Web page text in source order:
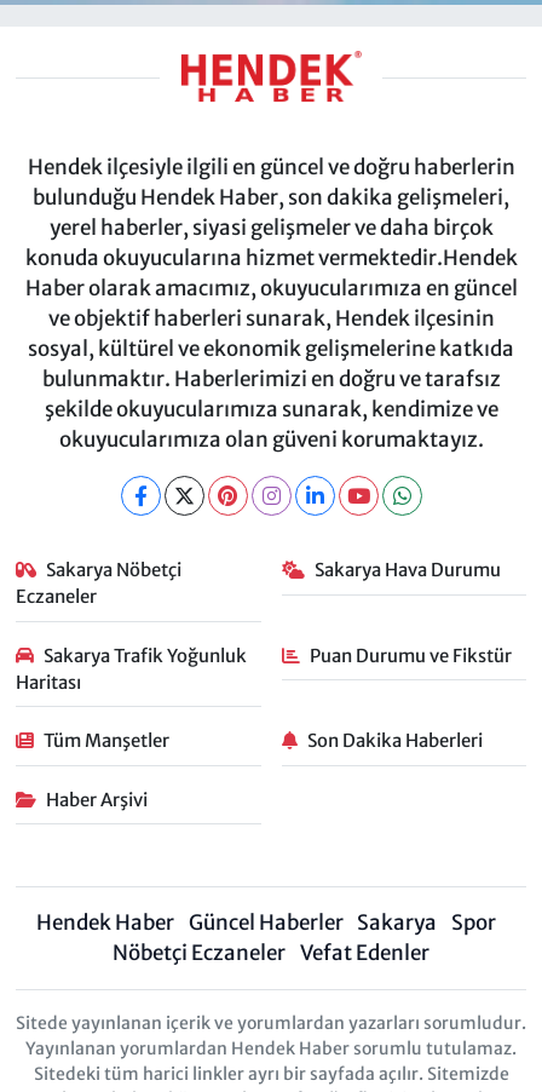
Hendek ilçesiyle ilgili en güncel ve doğru haberlerin
bulunduğu Hendek Haber, son dakika gelişmeleri,
yerel haberler, siyasi gelişmeler ve daha birçok
konuda okuyucularına hizmet vermektedir.Hendek
Haber olarak amacımız, okuyucularımıza en güncel
ve objektif haberleri sunarak, Hendek ilçesinin
sosyal, kültürel ve ekonomik gelişmelerine katkıda
bulunmaktır. Haberlerimizi en doğru ve tarafsız
şekilde okuyucularımıza sunarak, kendimize ve
okuyucularımıza olan güveni korumaktayız.
Sakarya Nöbetçi
Eczaneler
Sakarya Hava Durumu
Sakarya Trafik Yoğunluk
Haritası
Puan Durumu ve Fikstür
Tüm Manşetler Son Dakika Haberleri
Haber Arşivi
Hendek Haber Güncel Haberler Sakarya
Spor
Nöbetçi Eczaneler Vefat Edenler
Sitede yayınlanan içerik ve yorumlardan yazarları sorumludur.
Yayınlanan yorumlardan Hendek Haber sorumlu tutulamaz.
Sitedeki tüm harici linkler ayrı bir sayfada açılır. Sitemizde